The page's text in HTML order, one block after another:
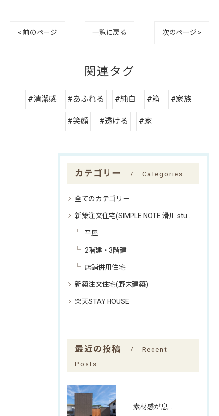
< 前のページ 一覧に戻る 次のページ >
関連タグ
#清潔感 #あふれる #純白 #箱 #家族
#笑顔 #透ける #家
カテゴリー Categories
全てのカテゴリー
新築注文住宅(SIMPLE NOTE 滑川 studio)
平屋
2階建・3階建
店舗併用住宅
新築注文住宅(野末建築)
楽天STAY HOUSE
最近の投稿
Recent
Posts
素材感が息づく、中庭とワークスペースの家